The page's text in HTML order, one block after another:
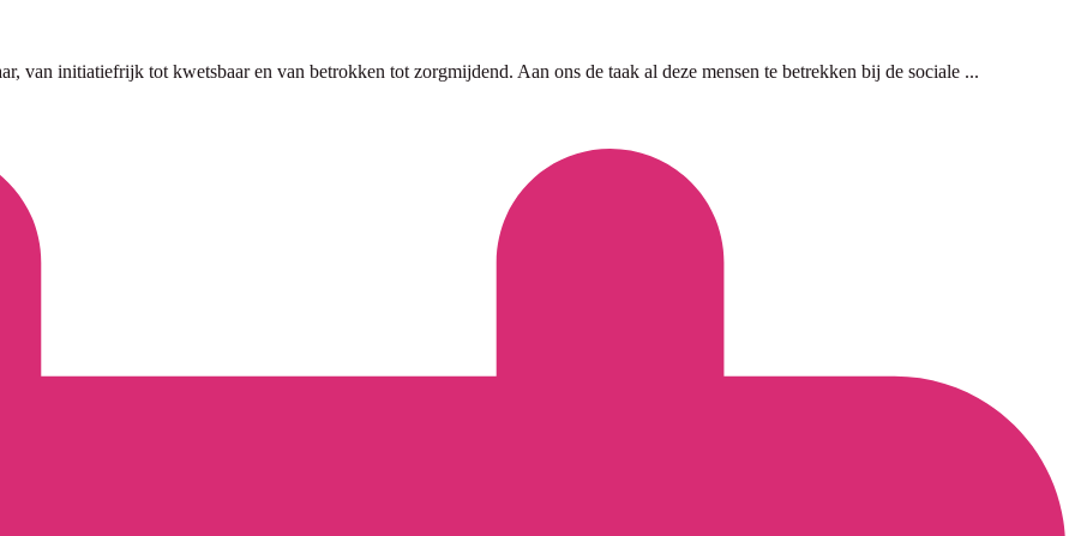
van initiatiefrijk tot kwetsbaar en van betrokken tot zorgmijdend. Aan ons de taak al deze mensen te betrekken bij de sociale ...